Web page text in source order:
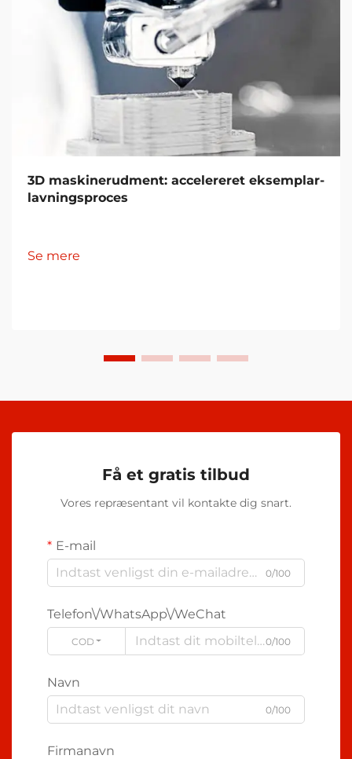
3D maskinerudment: accelereret eksemplar-
lavningsproces
Se mere
Få et gratis tilbud
Vores repræsentant vil kontakte dig snart.
E-mail
0/100
Telefon\/WhatsApp\/WeChat
CODE 0/100
Navn
0/100
Firmanavn